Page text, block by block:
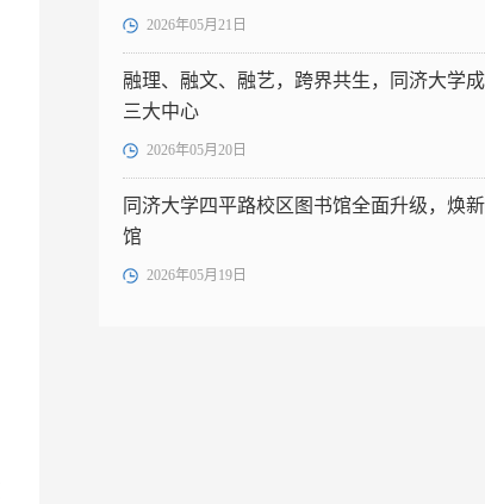
2026年05月21日
融理、融文、融艺，跨界共生，同济大学
三大中心
2026年05月20日
同济大学四平路校区图书馆全面升级，焕
馆
2026年05月19日